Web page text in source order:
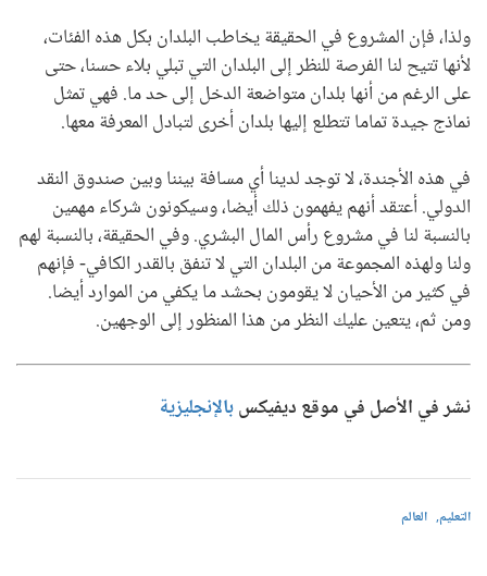
ولذا، فإن المشروع في الحقيقة يخاطب البلدان بكل هذه الفئات،
لأنها تتيح لنا الفرصة للنظر إلى البلدان التي تبلي بلاء حسنا، حتى
على الرغم من أنها بلدان متواضعة الدخل إلى حد ما. فهي تمثل
نماذج جيدة تماما تتطلع إليها بلدان أخرى لتبادل المعرفة معها.
في هذه الأجندة، لا توجد لدينا أي مسافة بيننا وبين صندوق النقد
الدولي. أعتقد أنهم يفهمون ذلك أيضا، وسيكونون شركاء مهمين
بالنسبة لنا في مشروع رأس المال البشري. وفي الحقيقة، بالنسبة لهم
ولنا ولهذه المجموعة من البلدان التي لا تنفق بالقدر الكافي- فإنهم
في كثير من الأحيان لا يقومون بحشد ما يكفي من الموارد أيضا.
ومن ثم، يتعين عليك النظر من هذا المنظور إلى الوجهين.
نشر في الأصل في موقع ديفيكسبالإنجليزية
التعليم العالم